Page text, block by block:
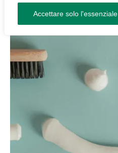
Accettare solo l'essenziale